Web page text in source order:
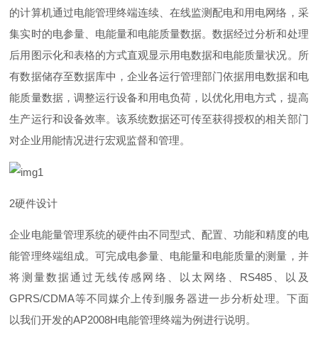
的计算机通过电能管理终端连续、在线监测配电和用电网络，采
集实时的电参量、电能量和电能质量数据。数据经过分析和处理
后用图示化和表格的方式直观显示用电数据和电能质量状况。所
有数据储存至数据库中，企业各运行管理部门依据用电数据和电
能质量数据，调整运行设备和用电负荷，以优化用电方式，提高
生产运行和设备效率。该系统数据还可传至获得授权的相关部门
对企业用能情况进行宏观监督和管理。
2硬件设计
企业电能量管理系统的硬件由不同型式、配置、功能和精度的电
能管理终端组成。可完成电参量、电能量和电能质量的测量，并
将测量数据通过无线传感网络、以太网络
RS485 、以 及
GPRS/CDMA等不同媒介上传到服务器进一步分析处理。下面
以我们开发的AP2008H电能管理终端为例进行说明。